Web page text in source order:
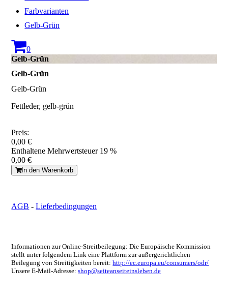
Farbvarianten
Gelb-Grün
0
Gelb-Grün
Gelb-Grün
Gelb-Grün
Fettleder, gelb-grün
Preis:
0,00 €
Enthaltene Mehrwertsteuer 19 %
0,00 €
In den Warenkorb
AGB -Lieferbedingungen
Informationen zur Online-Streitbeilegung: Die Europäische Kommission
stellt unter folgendem Link eine Plattform zur außergerichtlichen
Beilegung von Streitigkeiten bereit:http://ec.europa.eu/consumers/odr/
Unsere E-Mail-Adresse:shop@seiteanseiteinsleben.de